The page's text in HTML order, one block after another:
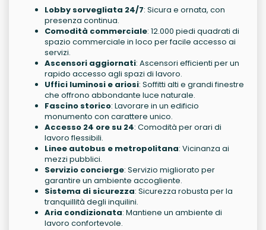
Lobby sorvegliata 24/7: Sicura e ornata, con
presenza continua.
Comodità commerciale: 12.000 piedi quadrati di
spazio commerciale in loco per facile accesso ai
servizi.
Ascensori aggiornati: Ascensori efficienti per un
rapido accesso agli spazi di lavoro.
Uffici luminosi e ariosi: Soffitti alti e grandi finestre
che offrono abbondante luce naturale.
Fascino storico: Lavorare in un edificio
monumento con carattere unico.
Accesso 24 ore su 24: Comodità per orari di
lavoro flessibili.
Linee autobus e metropolitana: Vicinanza ai
mezzi pubblici.
Servizio concierge: Servizio migliorato per
garantire un ambiente accogliente.
Sistema di sicurezza: Sicurezza robusta per la
tranquillità degli inquilini.
Aria condizionata: Mantiene un ambiente di
lavoro confortevole.